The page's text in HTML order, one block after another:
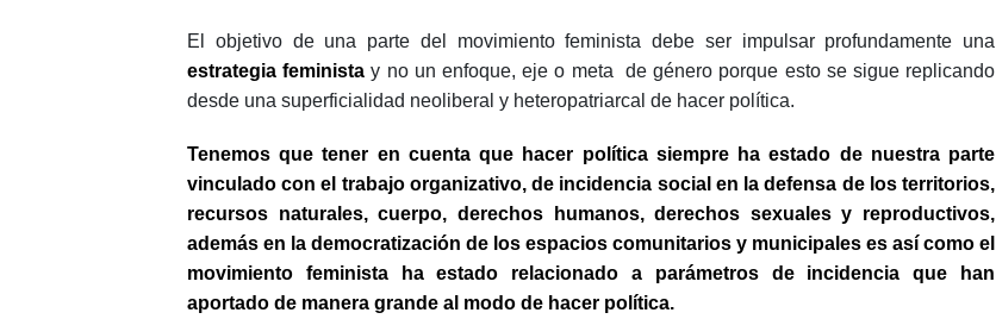
El objetivo de una parte del movimiento feminista debe ser impulsar profundamente una
estrategia feminista y no un enfoque, eje o meta de género porque esto se sigue replicando
desde una superficialidad neoliberal y heteropatriarcal de hacer política.
Tenemos que tener en cuenta que hacer política siempre ha estado de nuestra parte
vinculado con el trabajo organizativo, de incidencia social en la defensa de los territorios,
recursos naturales, cuerpo, derechos humanos, derechos sexuales y reproductivos,
además en la democratización de los espacios comunitarios y municipales es así como el
movimiento feminista ha estado relacionado a parámetros de incidencia que han
aportado de manera grande al modo de hacer política.